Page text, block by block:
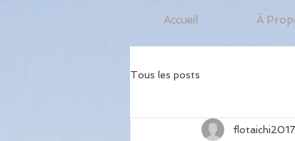
Accueil À
Tous les posts
flotaichi2017